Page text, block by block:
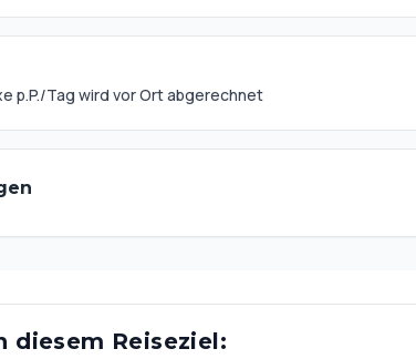
p.P./Tag wird vor Ort abgerechnet
diesem Reiseziel: